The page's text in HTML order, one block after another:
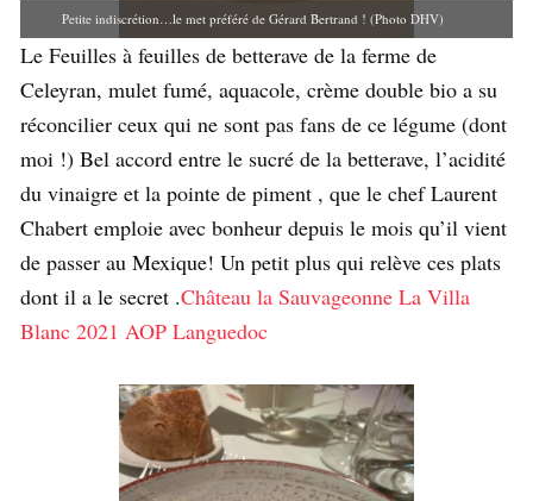
Petite indiscrétion…le met préféré de Gérard Bertrand ! (Photo DHV)
Le Feuilles à feuilles de betterave de la ferme de
Celeyran, mulet fumé, aquacole, crème double bio a su
réconcilier ceux qui ne sont pas fans de ce légume (dont
moi !) Bel accord entre le sucré de la betterave, l’acidité
du vinaigre et la pointe de piment , que le chef Laurent
Chabert emploie avec bonheur depuis le mois qu’il vient
de passer au Mexique! Un petit plus qui relève ces plats
dont il a le secret .Château la Sauvageonne La Villa
Blanc 2021 AOP Languedoc